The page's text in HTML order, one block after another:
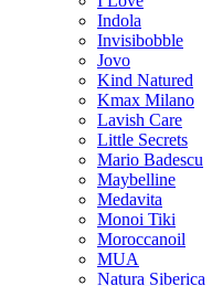
Indola
Invisibobble
Jovo
Kind Natured
Kmax Milano
Lavish Care
Little Secrets
Mario Badescu
Maybelline
Medavita
Monoi Tiki
Moroccanoil
MUA
Natura Siberica